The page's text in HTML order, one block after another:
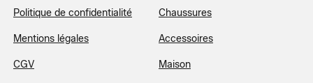
Politique de confidentialité
Mentions légales
CGV
Chaussures
Accessoires
Maison